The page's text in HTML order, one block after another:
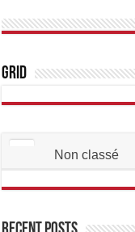
Grid
Non classé